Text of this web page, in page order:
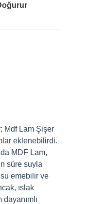
Mdf Lam Şişer
eklenebilirdi.
MDF Lam,
süre suyla
emebilir ve
ıslak